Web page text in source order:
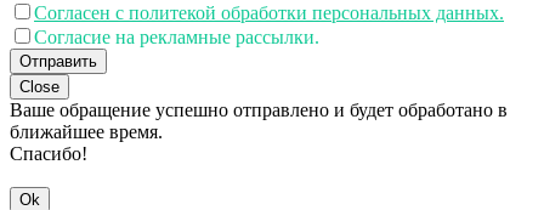
Согласен с политекой обработки персональных данных.
Согласие на рекламные рассылки.
Отправить
Close
Ваше обращение успешно отправлено и будет обработано в
ближайшее время.
Спасибо!
Ok